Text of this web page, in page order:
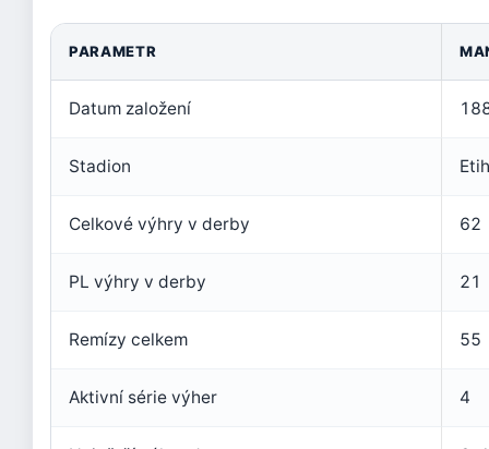
PARAMETR
Datum založení
Stadion
Celkové výhry v derby 62
PL výhry v derby 21
Remízy celkem 55
Aktivní série výher 4